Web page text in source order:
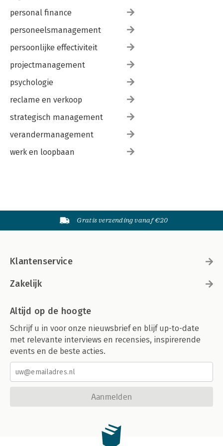
personal finance
personeelsmanagement
persoonlijke effectiviteit
projectmanagement
psychologie
reclame en verkoop
strategisch management
verandermanagement
werk en loopbaan
Gratis verzending vanaf €20
Klantenservice
Zakelijk
Altijd op de hoogte
Schrijf u in voor onze nieuwsbrief en blijf up-to-date
met relevante interviews en recensies, inspirerende
events en de beste acties.
Aanmelden